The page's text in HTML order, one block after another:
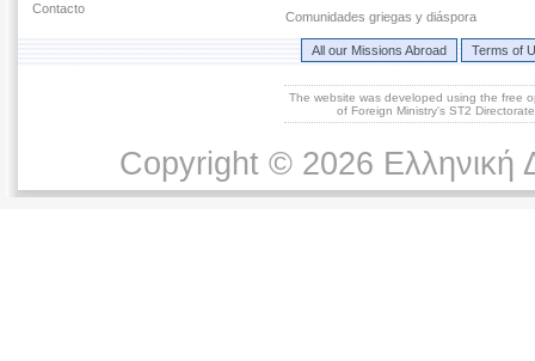
Contacto
Comunidades griegas y diáspora
All our Missions Abroad Terms of
The website was developed using the free
of Foreign Ministry's ST2
Copyright © 2026